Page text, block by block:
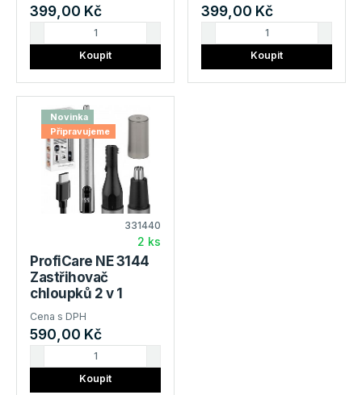
399,00 Kč
Koupit
399,00 Kč
Koupit
Novinka
Připravujeme
331440
2 ks
ProfiCare NE 3144
Zastřihovač
chloupků 2 v 1
Cena s DPH
590,00 Kč
Koupit